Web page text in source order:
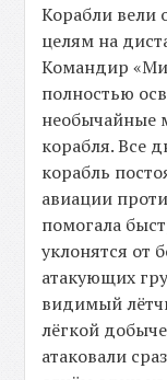
Корабли вели
целям на
Командир
полностью
необычайные
корабля. Все
корабль
авиации
помогала
уклонятся от
атакующих
видимый
лёгкой
атаковали